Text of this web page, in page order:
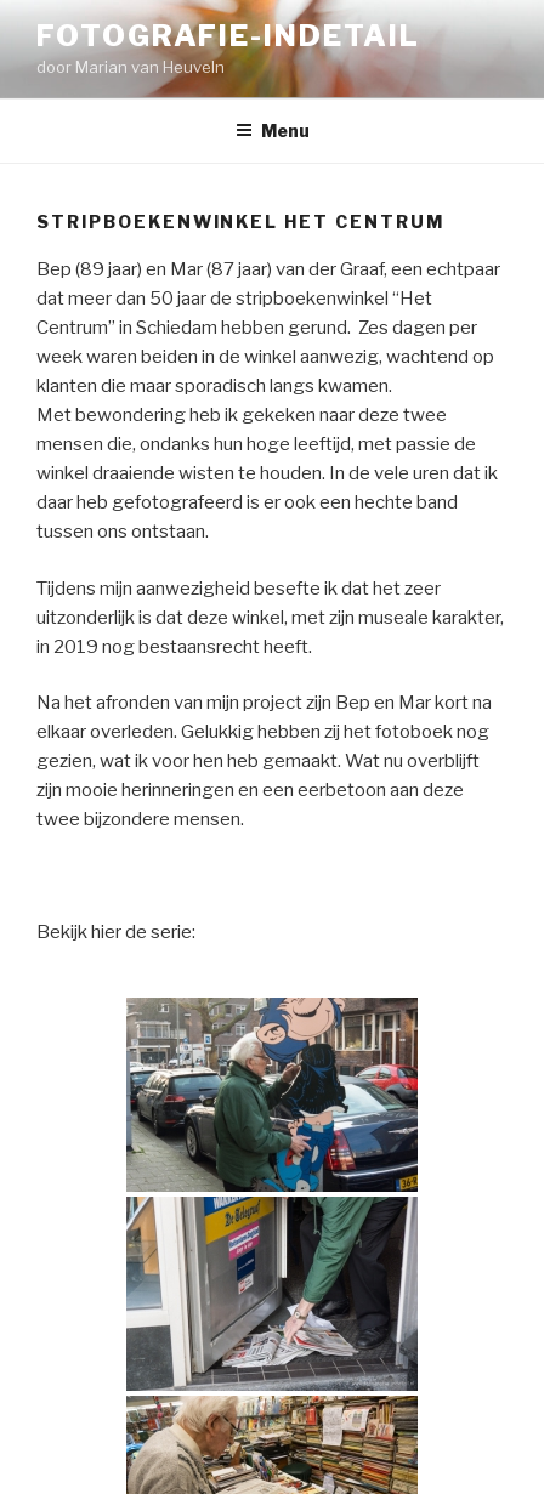
inhoud
springen
FOTOGRAFIE-INDETAIL
door Marian van Heuveln
Menu
STRIPBOEKENWINKEL HET CENTRUM
Bep (89 jaar) en Mar (87 jaar) van der Graaf, een echtpaar
dat meer dan 50 jaar de stripboekenwinkel “Het
Centrum” in Schiedam hebben gerund. Zes dagen per
week waren beiden in de winkel aanwezig, wachtend op
klanten die maar sporadisch langs kwamen.
Met bewondering heb ik gekeken naar deze twee
mensen die, ondanks hun hoge leeftijd, met passie de
winkel draaiende wisten te houden. In de vele uren dat ik
daar heb gefotografeerd is er ook een hechte band
tussen ons ontstaan.
Tijdens mijn aanwezigheid besefte ik dat het zeer
uitzonderlijk is dat deze winkel, met zijn museale karakter,
in 2019 nog bestaansrecht heeft.
Na het afronden van mijn project zijn Bep en Mar kort na
elkaar overleden. Gelukkig hebben zij het fotoboek nog
gezien, wat ik voor hen heb gemaakt. Wat nu overblijft
zijn mooie herinneringen en een eerbetoon aan deze
twee bijzondere mensen.
Bekijk hier de serie: